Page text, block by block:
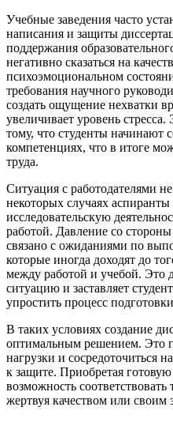
Учебные заведения часто
написания и защиты
поддержания
негативно сказаться на
психоэмоциональном
требования научного
создать ощущение нехватки
увеличивает уровень
тому, что студенты начинают
компетенциях, что в итоге
труда.
Ситуация с работодателями
некоторых случаях
исследовательскую
работой. Давление со
связано с ожиданиями по
которые иногда доходят до
между работой и учебой. Это
ситуацию и заставляет
упростить процесс
В таких условиях создание
оптимальным решением. Это
нагрузки и сосредоточиться
к защите. Приобретая
возможность
жертвуя качеством или своим